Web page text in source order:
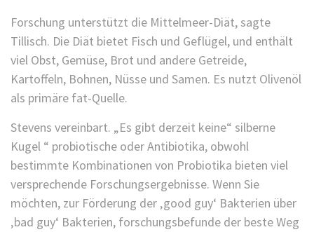
Forschung unterstützt die Mittelmeer-Diät, sagte
Tillisch. Die Diät bietet Fisch und Geflügel, und enthält
viel Obst, Gemüse, Brot und andere Getreide,
Kartoffeln, Bohnen, Nüsse und Samen. Es nutzt Olivenöl
als primäre fat-Quelle.
Stevens vereinbart. „Es gibt derzeit keine“ silberne
Kugel “ probiotische oder Antibiotika, obwohl
bestimmte Kombinationen von Probiotika bieten viel
versprechende Forschungsergebnisse. Wenn Sie
möchten, zur Förderung der ‚good guy‘ Bakterien über
‚bad guy‘ Bakterien, forschungsbefunde der beste Weg